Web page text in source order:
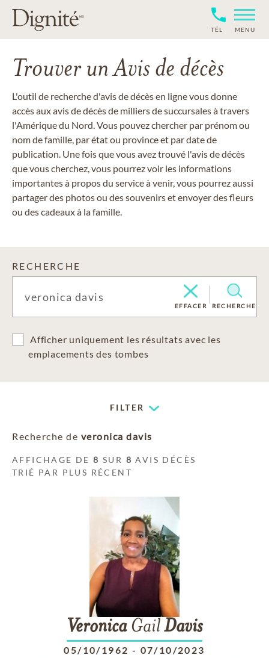
TÉL MENU
Trouver un Avis de décès
L'outil de recherche d'avis de décès en ligne vous donne
accès aux avis de décès de milliers de succursales à travers
l'Amérique du Nord. Vous pouvez chercher par prénom ou
nom de famille, par état ou province et par date de
publication. Une fois que vous avez trouvé l'avis de décès
que vous cherchez, vous pourrez voir les informations
importantes à propos du service à venir, vous pourrez aussi
partager des photos ou des souvenirs et envoyer des fleurs
ou des cadeaux à la famille.
RECHERCHE
EFFACER RECHERCHE
Afficher uniquement les résultats avec les
emplacements des tombes
FILTER
Recherche de veronica davis
AFFICHAGE DE8 SUR 8 AVIS DÉCÈS
TRIÉ PAR PLUS RÉCENT
VeronicaGailDavis
05/10/1962 - 07/10/2023